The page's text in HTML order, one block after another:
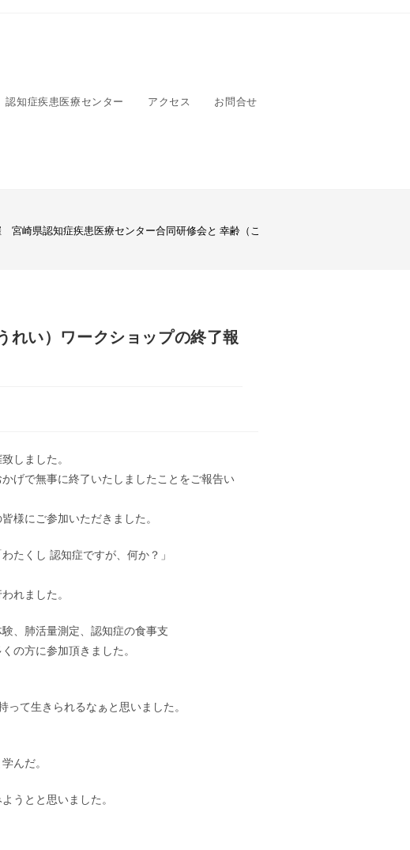
認知症疾患医療センター アクセス お問合せ
宮崎県認知症疾患医療センター合同研修会と 幸齢（こうれい）ワークショップの終了
い）ワークショップの終了報
しました。
げで無事に終了いたしましたことをご報告い
様にご参加いただきました。
たくし 認知症ですが、何か？」
れました。
、肺活量測定、認知症の食事支
の方に参加頂きました。
て生きられるなぁと思いました。
んだ。
うとと思いました。